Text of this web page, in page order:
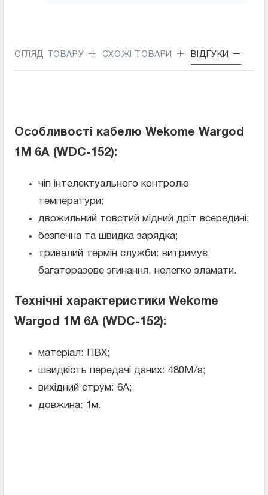
ОГЛЯД ТОВАРУ СХОЖІ ТОВАРИ ВІДГУКИ
Особливості кабелю Wekome Wargod
1M 6A (WDC-152):
чіп інтелектуального контролю
температури;
двожильний товстий мідний дріт всередині;
безпечна та швидка зарядка;
тривалий термін служби: витримує
багаторазове згинання, нелегко зламати.
Технічні характеристики Wekome
Wargod 1M 6A (WDC-152):
матеріал: ПВХ;
швидкість передачі даних: 480M/s;
вихідний струм: 6А;
довжина: 1м.